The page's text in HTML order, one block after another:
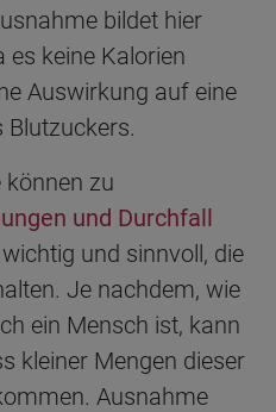
bildet hier
es keine Kalorien
Auswirkung auf eine
Blutzuckers.
zu
und Durchfall
und sinnvoll, die
Je nachdem, wie
ein Mensch ist, kann
kleiner Mengen dieser
Ausnahme